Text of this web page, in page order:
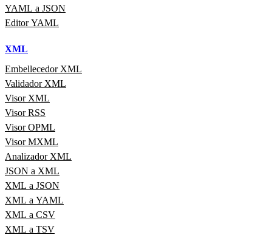
YAML a JSON
Editor YAML
XML
Embellecedor XML
Validador XML
Visor XML
Visor RSS
Visor OPML
Visor MXML
Analizador XML
JSON a XML
XML a JSON
XML a YAML
XML a CSV
XML a TSV